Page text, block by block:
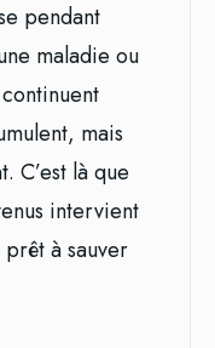
pendant
maladie ou
mais
C’est là que
intervient
à sauver